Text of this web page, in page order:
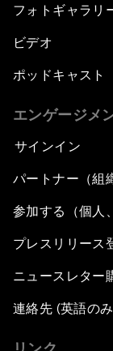
フォトギャラリ
ビデオ
ポッドキャスト
エンゲージメ
サインイン
パートナー（組
参加する（個人
プレスリリース
ニュースレター
連絡先 (英語の